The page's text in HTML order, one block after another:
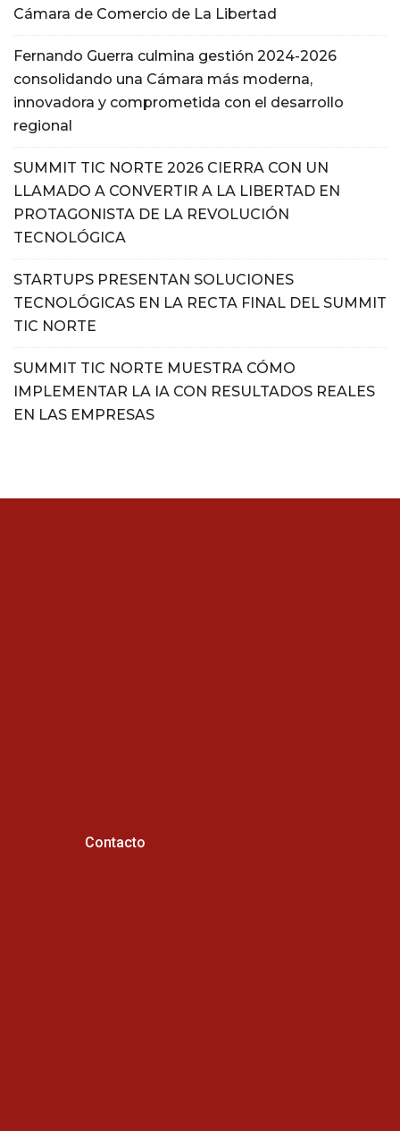
Cámara de Comercio de La Libertad
Fernando Guerra culmina gestión 2024-2026
consolidando una Cámara más moderna,
innovadora y comprometida con el desarrollo
regional
SUMMIT TIC NORTE 2026 CIERRA CON UN
LLAMADO A CONVERTIR A LA LIBERTAD EN
PROTAGONISTA DE LA REVOLUCIÓN
TECNOLÓGICA
STARTUPS PRESENTAN SOLUCIONES
TECNOLÓGICAS EN LA RECTA FINAL DEL SUMMIT
TIC NORTE
SUMMIT TIC NORTE MUESTRA CÓMO
IMPLEMENTAR LA IA CON RESULTADOS REALES
EN LAS EMPRESAS
Contacto